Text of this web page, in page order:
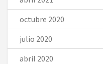
octubre 2020
julio 2020
abril 2020